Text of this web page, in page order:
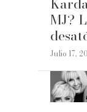
MJ?
Julio 17,